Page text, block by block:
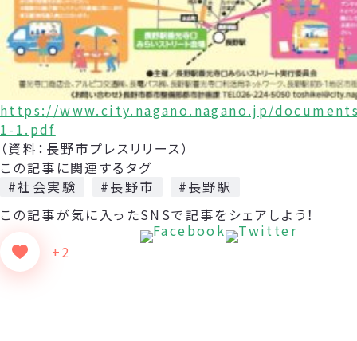
https://www.city.nagano.nagano.jp/
1-1.pdf
（資料：長野市プレスリリース）
この記事に関連するタグ
#社会実験
#長野市
#長野駅
この記事が気に入った
+2
SNSで記事をシェアしよう！